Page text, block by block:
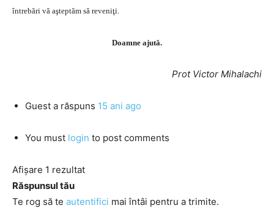
întrebări vă aşteptăm să reveniţi.
Doamne ajută.
Prot Victor Mihalachi
Guest a răspuns 15 ani ago
You must login to post comments
Afișare 1 rezultat
Răspunsul tău
Te rog să te autentifici mai întâi pentru a trimite.